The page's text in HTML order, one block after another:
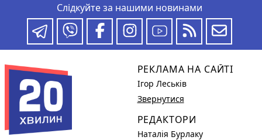
Слідкуйте за нашими новинами
РЕКЛАМА НА САЙТІ
Ігор Леськів
Звернутися
РЕДАКТОРИ
Наталія Бурлаку